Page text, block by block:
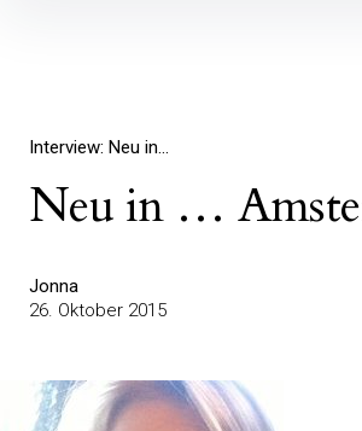
Interview: Neu in...
Neu in …
Jonna
26. Oktober 2015